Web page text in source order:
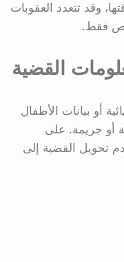
وقد تتعدد العقوبات
فقط.
القضية
أو بيانات الأطفال
أو جريمة. على
تحويل القضية إلى